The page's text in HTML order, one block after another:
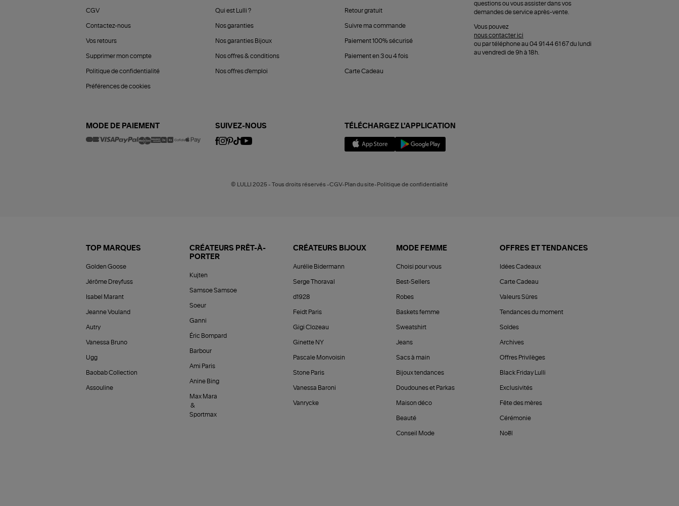
CGV
Contactez-nous
Vos retours
Supprimer mon compte
Politique de confidentialité
Préférences de cookies
Qui est Lulli ?
Nos garanties
Nos garanties Bijoux
Nos offres & conditions
Nos offres d'emploi
Retour gratuit
Suivre ma commande
Paiement 100% sécurisé
Paiement en 3 ou 4 fois
Carte Cadeau
questions ou vous assister dans vos
demandes de service après-vente.
Vous pouvez
nous contacter ici
ou par téléphone au 04 91 44 61 67 du lundi
au vendredi de 9h à 18h.
MODE DE PAIEMENT SUIVEZ-NOUS TÉLÉCHARGEZ L'APPLICATION
© LULLI 2025 - Tous droits réservés -CGV-Plan du site-Politique de confidentialité
TOP MARQUES
Golden Goose
Jérôme Dreyfuss
Isabel Marant
Jeanne Vouland
Autry
Vanessa Bruno
Ugg
Baobab Collection
Assouline
CRÉATEURS PRÊT-À-
PORTER
Kujten
Samsoe Samsoe
Soeur
Ganni
Éric Bompard
Barbour
Ami Paris
Anine Bing
Max Mara
&
Sportmax
CRÉATEURS BIJOUX
Aurélie Bidermann
Serge Thoraval
d1928
Feidt Paris
Gigi Clozeau
Ginette NY
Pascale Monvoisin
Stone Paris
Vanessa Baroni
Vanrycke
MODE FEMME
Choisi pour vous
Best-Sellers
Robes
Baskets femme
Sweatshirt
Jeans
Sacs à main
Bijoux tendances
Doudounes et Parkas
Maison déco
Beauté
Conseil Mode
OFFRES ET TENDANCES
Idées Cadeaux
Carte Cadeau
Valeurs Sûres
Tendances du moment
Soldes
Archives
Offres Privilèges
Black Friday Lulli
Exclusivités
Fête des mères
Cérémonie
Noël